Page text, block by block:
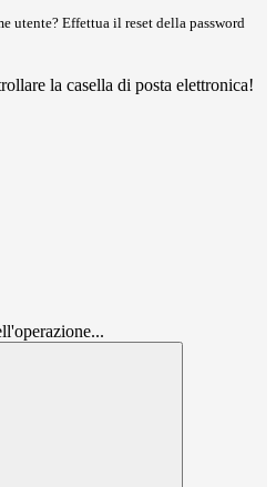
utente? Effettua il reset della password
la casella di posta elettronica!